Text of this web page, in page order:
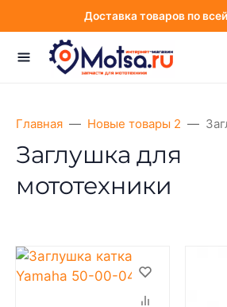
Доставка товаров по
Главная Новые товары 2
Заглушка для
мототехники